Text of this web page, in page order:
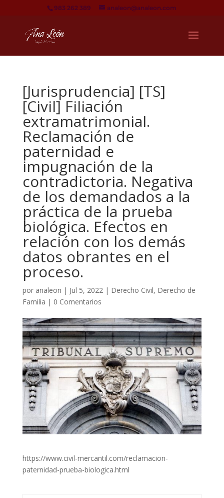
983 262 389 analeon@analeon.com
[Jurisprudencia] [TS]
[Civil] Filiación
extramatrimonial.
Reclamación de
paternidad e
impugnación de la
contradictoria. Negativa
de los demandados a la
práctica de la prueba
biológica. Efectos en
relación con los demás
datos obrantes en el
proceso.
por analeon | Jul 5, 2022| Derecho Civil, Derecho de
Familia | 0 Comentarios
https://www.civil-mercantil.com/reclamacion-
paternidad-prueba-biologica.html